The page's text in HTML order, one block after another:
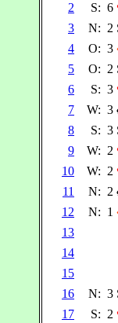
2
S: 6
3
N: 2
4
O: 3
5
O: 2
6
S: 3
7
W: 3
8
S: 3
9
W: 2
10
W: 2
11
N: 2
12
N: 1
13
14
15
16
N: 3
17
S: 2